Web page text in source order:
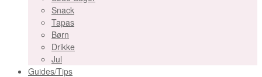
Snack
Tapas
Børn
Drikke
Jul
Guides/Tips